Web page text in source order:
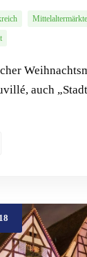
Mittelaltermärkte
auch